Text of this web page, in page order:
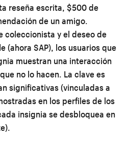
reseña escrita, $500 de
de un amigo.
coleccionista y el deseo de
(ahora SAP), los usuarios que
muestran una interacción
no lo hacen. La clave es
significativas (vinculadas a
en los perfiles de los
insignia se desbloquea en